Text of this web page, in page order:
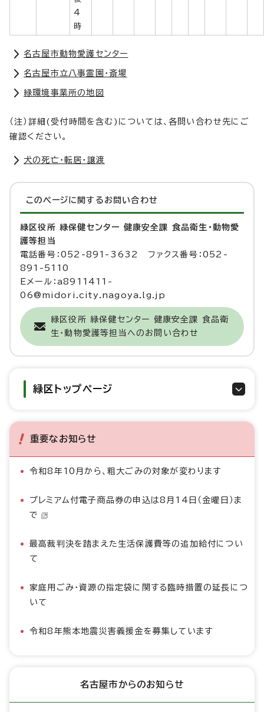
4
時
名古屋市動物愛護センター
名古屋市立八事霊園・斎場
緑環境事業所の地図
（注）詳細(受付時間を含む)については、各問い合わせ先にご
確認ください。
犬の死亡・転居・譲渡
このページに関する お問い合わせ
緑区役所 緑保健センター 健康安全課 食品衛生・動物愛
護等担当
電話番号：052-891-3632 ファクス番号：052-
891-5110
Eメール：a8911411-
06@midori.city.nagoya.lg.jp
緑区役所 緑保健センター 健康安全課 食品衛
生・動物愛護等担当へのお問い合わせ
緑区トップページ
重要なお知らせ
令和8年10月から、粗大ごみの対象が変わります
プレミアム付電子商品券の申込は8月14日（金曜日）ま
で
最高裁判決を踏まえた生活保護費等の追加給付につい
て
家庭用ごみ・資源の指定袋に関する臨時措置の延長につ
いて
令和8年熊本地震災害義援金を募集しています
名古屋市からのお知らせ